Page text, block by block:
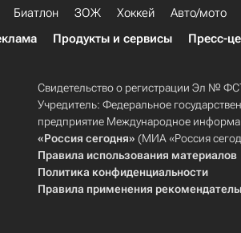
Биатлон ЗОЖ Хоккей Авто/мото
Продукты и сервисы Пресс-
Свидетельство о регистрации Эл №
Учредитель: Федеральное
предприятие Международное
«Россия сегодня» (МИА «Россия
Правила использования материалов
Политика конфиденциальности
Правила применения